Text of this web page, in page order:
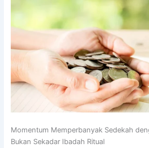
Momentum Memperbanyak Sedekah
Bukan Sekadar Ibadah Ritual